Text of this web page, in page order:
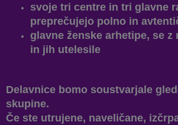
svoje tri centre in tri glavne
preprečujejo polno in
glavne ženske arhetipe, se z
in jih utelesile
Delavnice bomo soustvarjale
skupine.
Če ste utrujene, naveličane,